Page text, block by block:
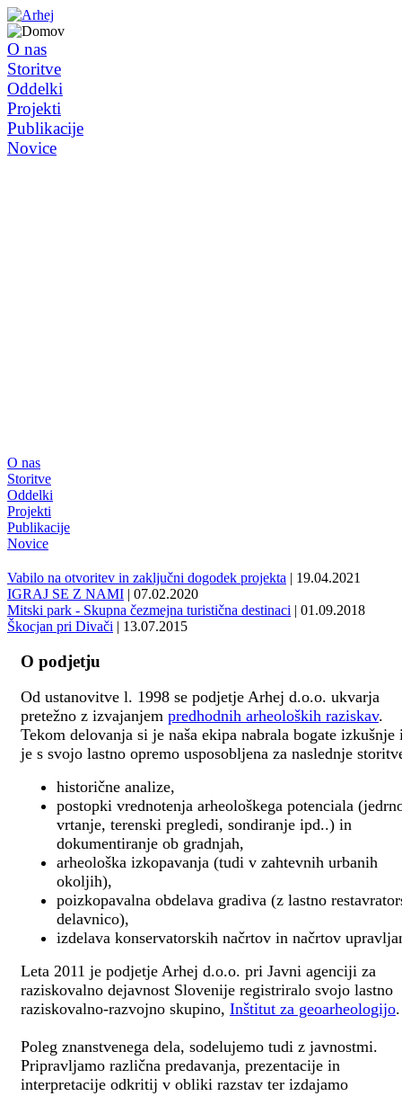
O nas
Storitve
Oddelki
Projekti
Publikacije
Novice
O nas
Storitve
Oddelki
Projekti
Publikacije
Novice
Vabilo na otvoritev in zaključni dogodek projekta | 19.04.2021
IGRAJ SE Z NAMI | 07.02.2020
Mitski park - Skupna čezmejna turistična destinaci | 01.09.2018
Škocjan pri Divači | 13.07.2015
O podjetju
Od ustanovitve l. 1998 se podjetje Arhej d.o.o. ukvarja
pretežno z izvajanjem predhodnih arheoloških raziskav.
Tekom delovanja si je naša ekipa nabrala bogate izkušnje
je s svojo lastno opremo usposobljena za naslednje
historične analize,
postopki vrednotenja arheološkega potenciala
vrtanje, terenski pregledi, sondiranje ipd..) in
dokumentiranje ob gradnjah,
arheološka izkopavanja (tudi v zahtevnih urbanih
okoljih),
poizkopavalna obdelava gradiva (z lastno
delavnico),
izdelava konservatorskih načrtov in načrtov
Leta 2011 je podjetje Arhej d.o.o. pri Javni agenciji za
raziskovalno dejavnost Slovenije registriralo svojo lastno
raziskovalno-razvojno skupino, Inštitut za geoarheologijo.
Poleg znanstvenega dela, sodelujemo tudi z javnostmi.
Pripravljamo različna predavanja, prezentacije in
interpretacije odkritij v obliki razstav ter izdajamo